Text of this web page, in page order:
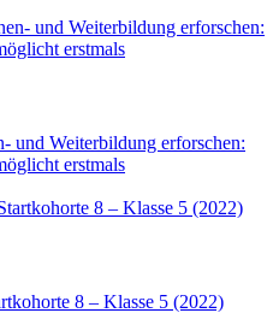
und Weiterbildung erforschen:
erstmals
8 – Klasse 5 (2022)